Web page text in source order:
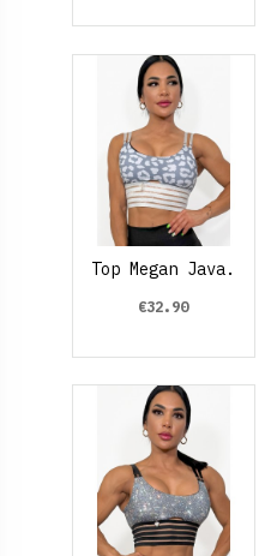
Top Megan Java.
€32.90